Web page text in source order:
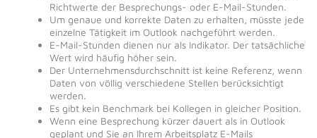
Richtwerte der Besprechungs- oder E-Mail-Stunden.
Um genaue und korrekte Daten zu erhalten, müsste jede
einzelne Tätigkeit im Outlook nachgeführt werden.
E-Mail-Stunden dienen nur als Indikator. Der tatsächliche
Wert wird häufig höher sein.
Der Unternehmensdurchschnitt ist keine Referenz, wenn
Daten von völlig verschiedene Stellen berücksichtigt
werden.
Es gibt kein Benchmark bei Kollegen in gleicher Position.
Wenn eine Besprechung kürzer dauert als in Outlook
geplant und Sie an Ihrem Arbeitsplatz E-Mails